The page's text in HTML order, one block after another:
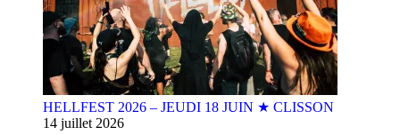
HELLFEST 2026 – JEUDI 18 JUIN ★ CLISSON
14 juillet 2026